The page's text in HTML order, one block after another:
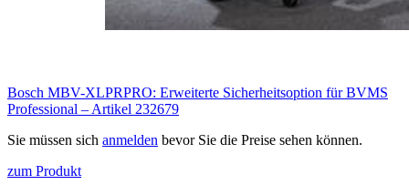
Bosch MBV-XLPRPRO: Erweiterte Sicherheitsoption für BVMS
Professional – Artikel 232679
Sie müssen sich anmelden bevor Sie die Preise sehen können.
zum Produkt